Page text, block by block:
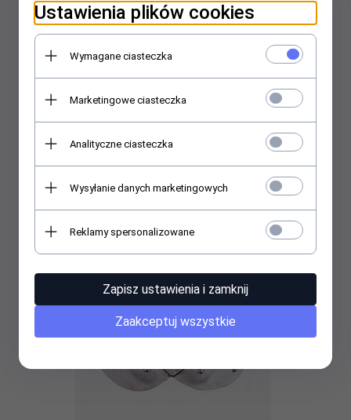
399,00
Ustawienia plików cookies
Wymagane ciasteczka
Marketingowe ciasteczka
Analityczne ciasteczka
Wysyłanie danych marketingowych
Reklamy spersonalizowane
Zapisz ustawienia i zamknij
Zaakceptuj wszystkie